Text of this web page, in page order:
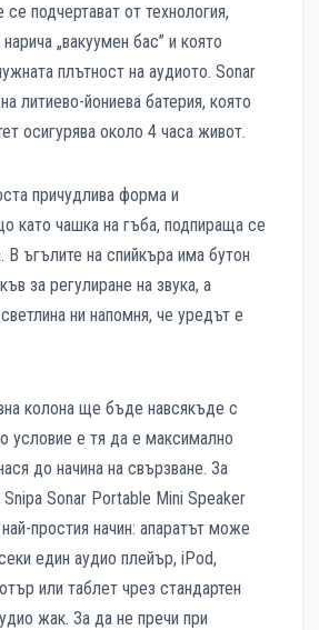
подчертават от технология,
„вакуумен бас” и която
плътност на аудиото. Sonar
литиево-йониева батерия, която
осигурява около 4 часа живот.
причудлива форма и
като чашка на гъба, подпираща се
В ъгълите на спийкъра има бутон
за регулиране на звука, а
ни напомня, че уредът е
колона ще бъде навсякъде с
условие е тя да е максимално
до начина на свързване. За
Sonar Portable Mini Speaker
простия начин: апаратът може
един аудио плейър, iPod,
или таблет чрез стандартен
жак. За да не пречи при